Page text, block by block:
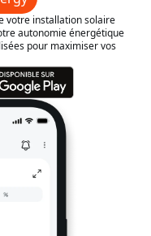
votre installation solaire
autonomie énergétique
pour maximiser vos